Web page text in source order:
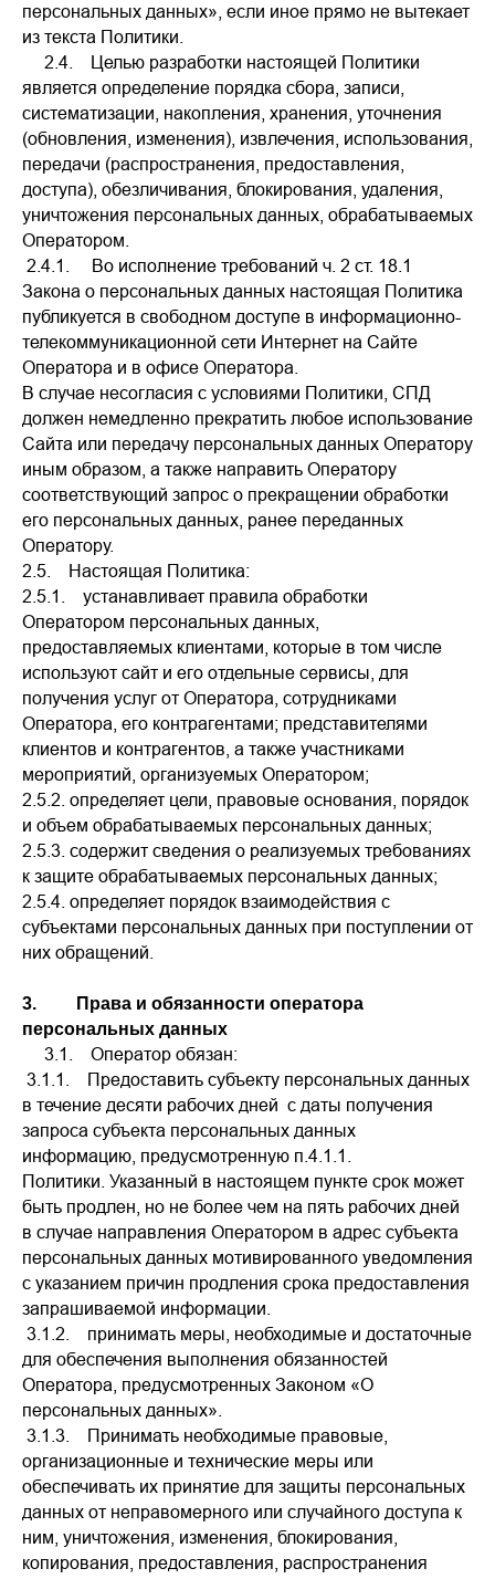
персональных данных», если иное прямо не вытекает
из текста Политики.
2.4. Целью разработки настоящей Политики
является определение порядка сбора, записи,
систематизации, накопления, хранения, уточнения
(обновления, изменения), извлечения, использования,
передачи (распространения, предоставления,
доступа), обезличивания, блокирования, удаления,
уничтожения персональных данных, обрабатываемых
Оператором.
2.4.1. Во исполнение требований ч. 2 ст. 18.1
Закона о персональных данных настоящая Политика
публикуется в свободном доступе в информационно-
телекоммуникационной сети Интернет на Сайте
Оператора и в офисе Оператора.
В случае несогласия с условиями Политики, СПД
должен немедленно прекратить любое использование
Сайта или передачу персональных данных Оператору
иным образом, а также направить Оператору
соответствующий запрос о прекращении обработки
его персональных данных, ранее переданных
Оператору.
2.5. Настоящая Политика:
2.5.1. устанавливает правила обработки
Оператором персональных данных,
предоставляемых клиентами, которые в том числе
используют сайт и его отдельные сервисы, для
получения услуг от Оператора, сотрудниками
Оператора, его контрагентами; представителями
клиентов и контрагентов, а также участниками
мероприятий, организуемых Оператором;
2.5.2. определяет цели, правовые основания, порядок
и объем обрабатываемых персональных данных;
2.5.3. содержит сведения о реализуемых требованиях
к защите обрабатываемых персональных данных;
2.5.4. определяет порядок взаимодействия с
субъектами персональных данных при поступлении от
них обращений.
3. Права и обязанности оператора
персональных данных
3.1. Оператор обязан:
3.1.1. Предоставить субъекту персональных данных
в течение десяти рабочих дней с даты получения
запроса субъекта персональных данных
информацию, предусмотренную п.4.1.1.
Политики. Указанный в настоящем пункте срок может
быть продлен, но не более чем на пять рабочих дней
в случае направления Оператором в адрес субъекта
персональных данных мотивированного уведомления
с указанием причин продления срока предоставления
запрашиваемой информации.
3.1.2. принимать меры, необходимые и достаточные
для обеспечения выполнения обязанностей
Оператора, предусмотренных Законом «О
персональных данных».
3.1.3. Принимать необходимые правовые,
организационные и технические меры или
обеспечивать их принятие для защиты персональных
данных от неправомерного или случайного доступа к
ним, уничтожения, изменения, блокирования,
копирования, предоставления, распространения